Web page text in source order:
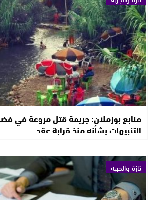
منابع بوزملان: جريمة قتل مروعة في
التنبيهات بشأنه منذ قرابة عقد
تازة والجهة